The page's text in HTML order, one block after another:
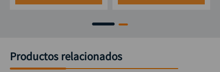
Productos relacionados